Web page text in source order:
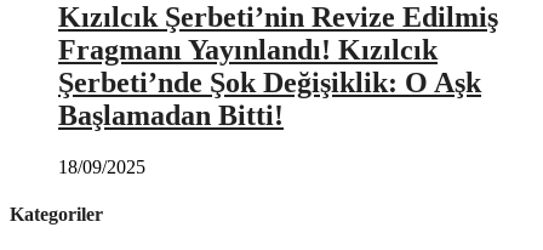
Kızılcık Şerbeti’nin Revize Edilmiş
Fragmanı Yayınlandı! Kızılcık
Şerbeti’nde Şok Değişiklik: O Aşk
Başlamadan Bitti!
18/09/2025
Kategoriler